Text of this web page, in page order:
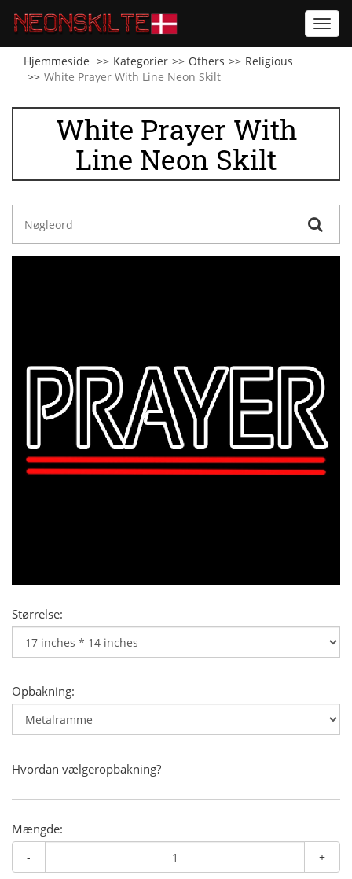
Hjemmeside
Kategorier Others
Religious
White Prayer With Line Neon Skilt
White Prayer With
Line Neon Skilt
Størrelse:
Opbakning:
Hvordan vælgeropbakning?
Mængde:
- +